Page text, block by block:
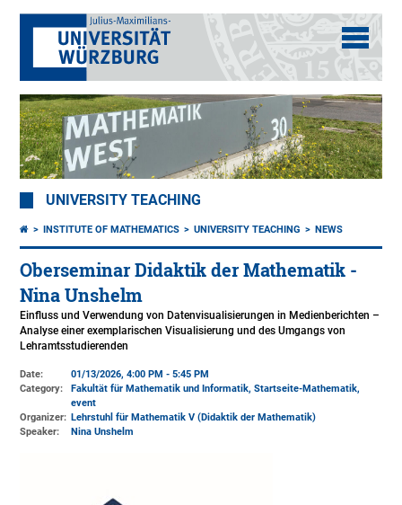
UNIVERSITY TEACHING
INSTITUTE OF MATHEMATICS UNIVERSITY TEACHING NEWS
Oberseminar Didaktik der Mathematik -
Nina Unshelm
Einfluss und Verwendung von Datenvisualisierungen in Medienberichten –
Analyse einer exemplarischen Visualisierung und des Umgangs von
Lehramtsstudierenden
Date:
01/13/2026, 4:00 PM - 5:45 PM
Category:
Fakultät für Mathematik und Informatik, Startseite-Mathematik,
event
Organizer: Lehrstuhl für Mathematik V (Didaktik der Mathematik)
Speaker:
Nina Unshelm